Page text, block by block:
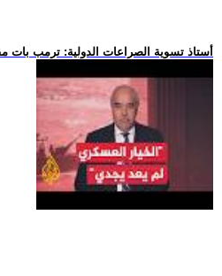
.. أستاذ تسوية الصراعات الدولية: ترمب بات